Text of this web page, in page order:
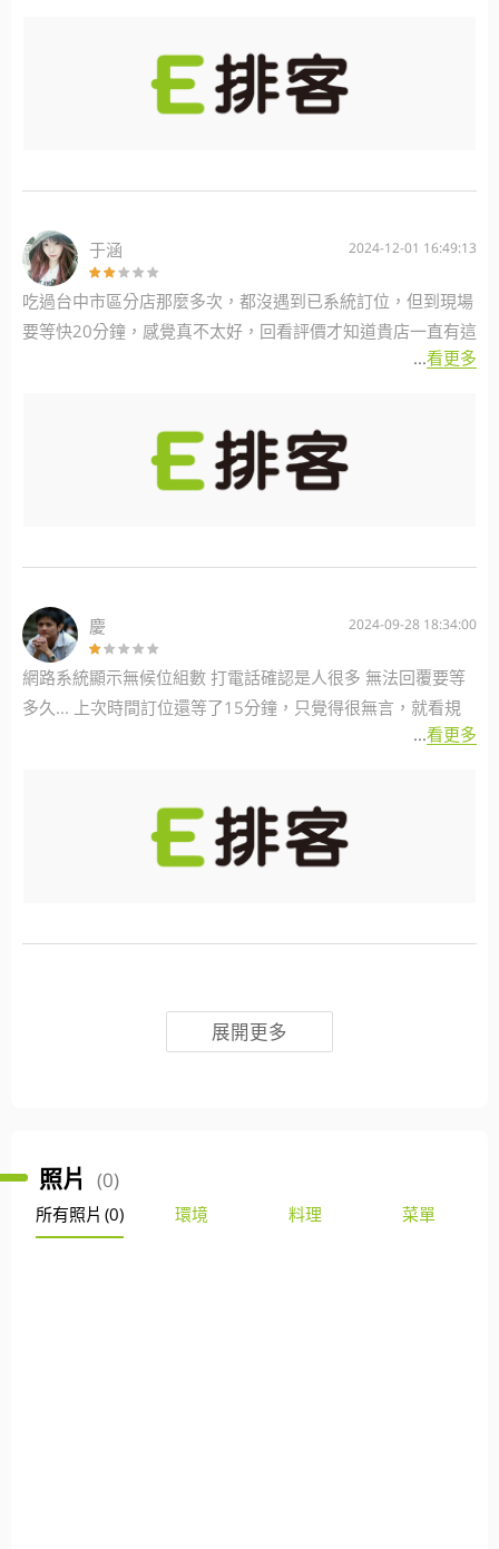
于涵 2024-12-01 16:49:13
吃過台中市區分店那麼多次，都沒遇到已系統訂位，但到現場
要等快20分鐘，感覺真不太好，回看評價才知道貴店一直有這
個問題，希望主管可重視，另外抽扭蛋中獎次數也比其他分店
...看更多
慶 2024-09-28 18:34:00
網路系統顯示無候位組數 打電話確認是人很多 無法回覆要等
多久... 上次時間訂位還等了15分鐘，只覺得很無言，就看規
則怎麼訂，因為當下現場進來候位的還比訂位的先進場...
...看更多
展開更多
照片 (0)
所有照片 (0) 環境 料理 菜單